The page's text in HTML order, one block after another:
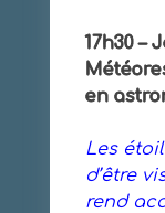
17h30 –
en
Les
d’être
rend